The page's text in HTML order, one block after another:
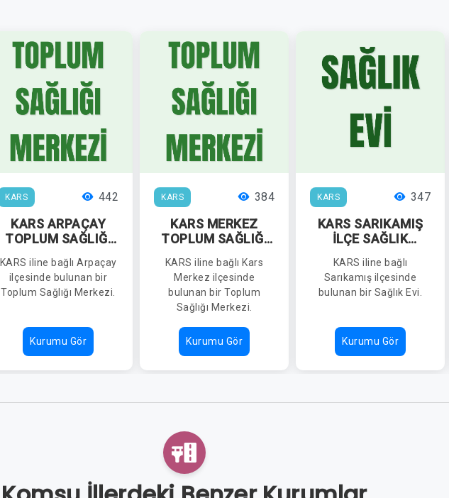
KARS 442
KARS ARPAÇAY
TOPLUM SAĞLIĞI
KARS iline bağlı Arpaçay
ilçesinde bulunan bir
Toplum Sağlığı Merkezi.
Kurumu Gör
KARS 384
KARS MERKEZ
TOPLUM SAĞLIĞI
KARS iline bağlı Kars
Merkez ilçesinde
bulunan bir Toplum
Sağlığı Merkezi.
Kurumu Gör
KARS 347
KARS SARIKAMIŞ
İLÇE SAĞLIK
KARAKÖSE SAĞLIK
EVİ
KARS iline bağlı
Sarıkamış ilçesinde
bulunan bir Sağlık Evi.
Kurumu Gör